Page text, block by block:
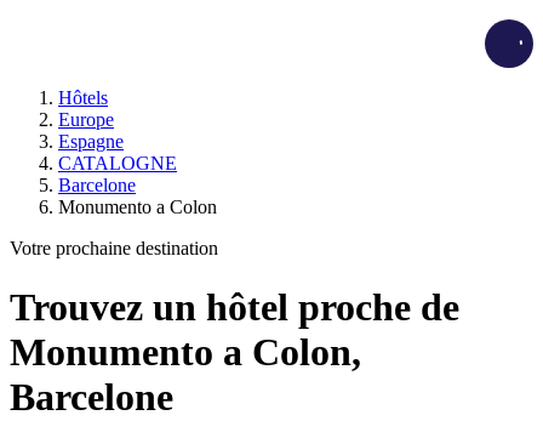
Hôtels
Europe
Espagne
CATALOGNE
Barcelone
Monumento a Colon
Votre prochaine destination
Trouvez un hôtel proche de
Monumento a Colon,
Barcelone